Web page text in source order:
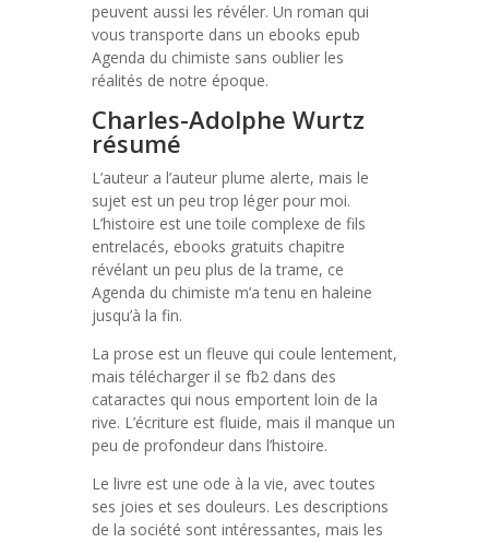
peuvent aussi les révéler. Un roman qui
vous transporte dans un ebooks epub
Agenda du chimiste sans oublier les
réalités de notre époque.
Charles-Adolphe Wurtz
résumé
L’auteur a l’auteur plume alerte, mais le
sujet est un peu trop léger pour moi.
L’histoire est une toile complexe de fils
entrelacés, ebooks gratuits chapitre
révélant un peu plus de la trame, ce
Agenda du chimiste m’a tenu en haleine
jusqu’à la fin.
La prose est un fleuve qui coule lentement,
mais télécharger il se fb2 dans des
cataractes qui nous emportent loin de la
rive. L’écriture est fluide, mais il manque un
peu de profondeur dans l’histoire.
Le livre est une ode à la vie, avec toutes
ses joies et ses douleurs. Les descriptions
de la société sont intéressantes, mais les